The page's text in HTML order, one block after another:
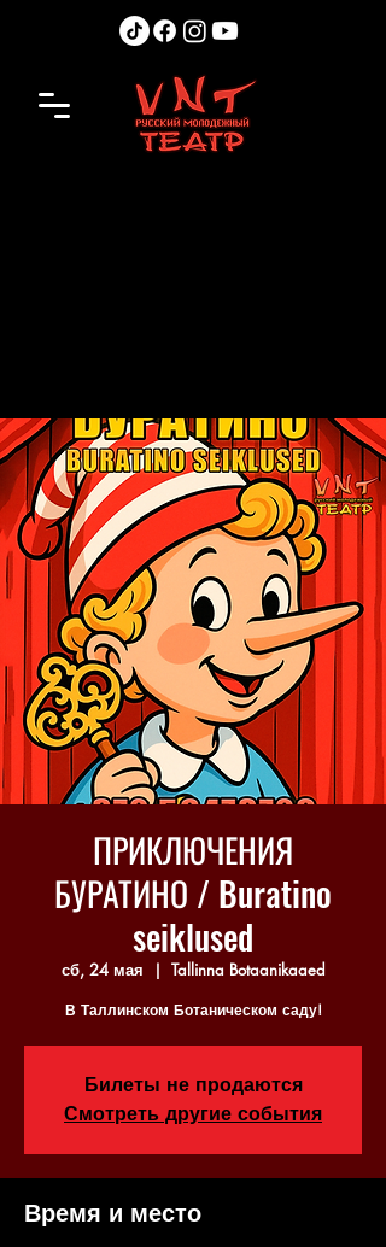
ПРИКЛЮЧЕНИЯ
БУРАТИНО / Buratino
seiklused
сб, 24 мая
  |
Tallinna Botaanikaaed
В Таллинском Ботаническом саду!
Билеты не продаются
Смотреть другие события
Время и место